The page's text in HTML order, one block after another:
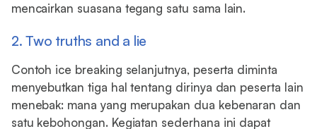
mencairkan suasana tegang satu sama lain.
2. Two truths and a lie
Contoh ice breaking selanjutnya, peserta diminta
menyebutkan tiga hal tentang dirinya dan peserta lain
menebak: mana yang merupakan dua kebenaran dan
satu kebohongan. Kegiatan sederhana ini dapat